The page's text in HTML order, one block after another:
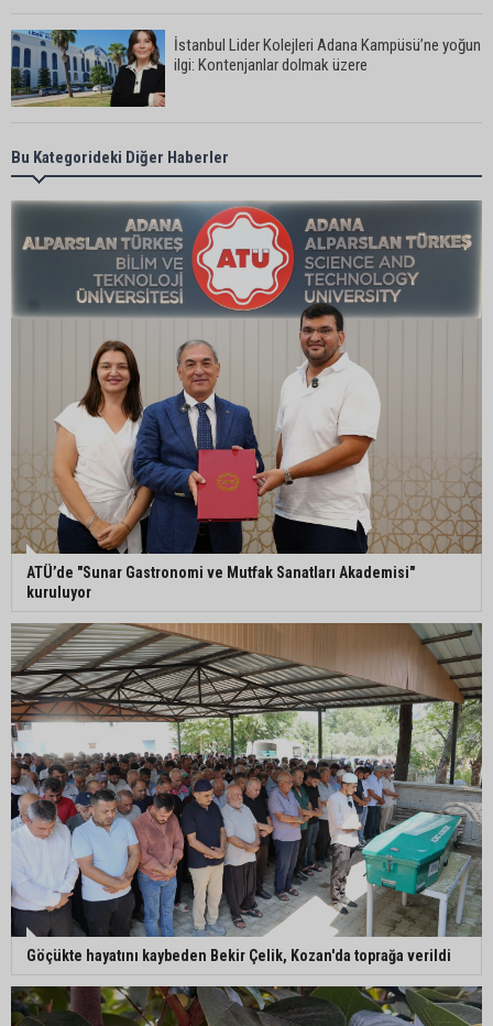
İstanbul Lider Kolejleri Adana Kampüsü’ne yoğun
ilgi: Kontenjanlar dolmak üzere
Göçükte hayatını kaybeden işçinin cenazesi
ailesine teslim edildi
Yumurtalık Belediye Başkanı Erdinç Altıok: “Ben
bir yere gitmiyorum, partimdeyim”
ASKİ’den mikroplastik iddialarına açıklama:
“Tesis kirliliğin kaynağı değil”
Feke’de mahalle çalışmaları sahada
değerlendirildi
Kozan’da Yaz Konserleri Akdam’da şenliğe
dönüştü
Bu Kategorideki Diğer Haberler
ATÜ’de "Sunar Gastronomi ve Mutfak Sanatları Akademisi"
kuruluyor
Göçükte hayatını kaybeden Bekir Çelik, Kozan'da toprağa verildi